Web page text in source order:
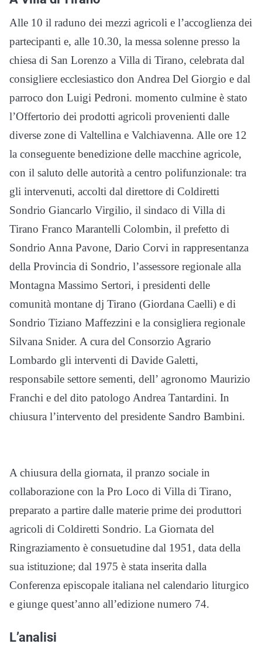
Alle 10 il raduno dei mezzi agricoli e l’accoglienza dei
partecipanti e, alle 10.30, la messa solenne presso la
chiesa di San Lorenzo a Villa di Tirano, celebrata dal
consigliere ecclesiastico don Andrea Del Giorgio e dal
parroco don Luigi Pedroni. momento culmine è stato
l’Offertorio dei prodotti agricoli provenienti dalle
diverse zone di Valtellina e Valchiavenna. Alle ore 12
la conseguente benedizione delle macchine agricole,
con il saluto delle autorità a centro polifunzionale: tra
gli intervenuti, accolti dal direttore di Coldiretti
Sondrio Giancarlo Virgilio, il sindaco di Villa di
Tirano Franco Marantelli Colombin, il prefetto di
Sondrio Anna Pavone, Dario Corvi in rappresentanza
della Provincia di Sondrio, l’assessore regionale alla
Montagna Massimo Sertori, i presidenti delle
comunità montane dj Tirano (Giordana Caelli) e di
Sondrio Tiziano Maffezzini e la consigliera regionale
Silvana Snider. A cura del Consorzio Agrario
Lombardo gli interventi di Davide Galetti,
responsabile settore sementi, dell’ agronomo Maurizio
Franchi e del dito patologo Andrea Tantardini. In
chiusura l’intervento del presidente Sandro Bambini.
A chiusura della giornata, il pranzo sociale in
collaborazione con la Pro Loco di Villa di Tirano,
preparato a partire dalle materie prime dei produttori
agricoli di Coldiretti Sondrio. La Giornata del
Ringraziamento è consuetudine dal 1951, data della
sua istituzione; dal 1975 è stata inserita dalla
Conferenza episcopale italiana nel calendario liturgico
e giunge quest’anno all’edizione numero 74.
L’analisi